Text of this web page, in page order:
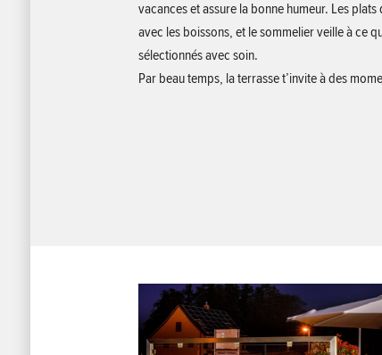
vacances et assure la bonne humeur. Les
avec les boissons, et le sommelier veille à ce
sélectionnés avec soin.
Par beau temps, la terrasse t’invite à des